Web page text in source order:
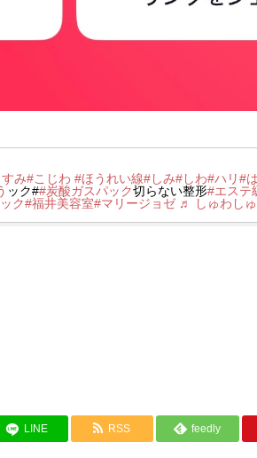
み#こじわ #ほうれい線#しみ#しわ#ハリ#
ック##炭酸ガスパック切らない整形#エステ
ク#福井美容室#マリージョゼ ♬ しゅわし
LINE RSS feedly